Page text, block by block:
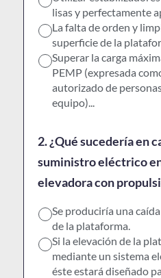
lisas y perfectamente
La falta de orden y
superficie de la
Superar la carga
PEMP (expresada
autorizado de
equipo)...
2. ¿Qué sucedería en
suministro eléctrico
elevadora con
Se produciría una
de la plataforma.
Si la elevación de la
mediante un sistema
éste estará diseñado